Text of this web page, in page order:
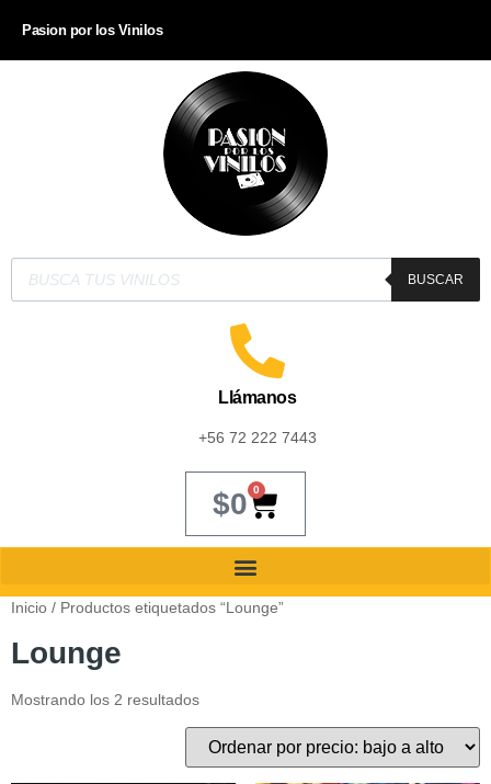
Pasion por los Vinilos
BUSCAR
Llámanos
+56 72 222 7443
$0 0
Inicio / Productos etiquetados “Lounge”
Lounge
Mostrando los 2 resultados